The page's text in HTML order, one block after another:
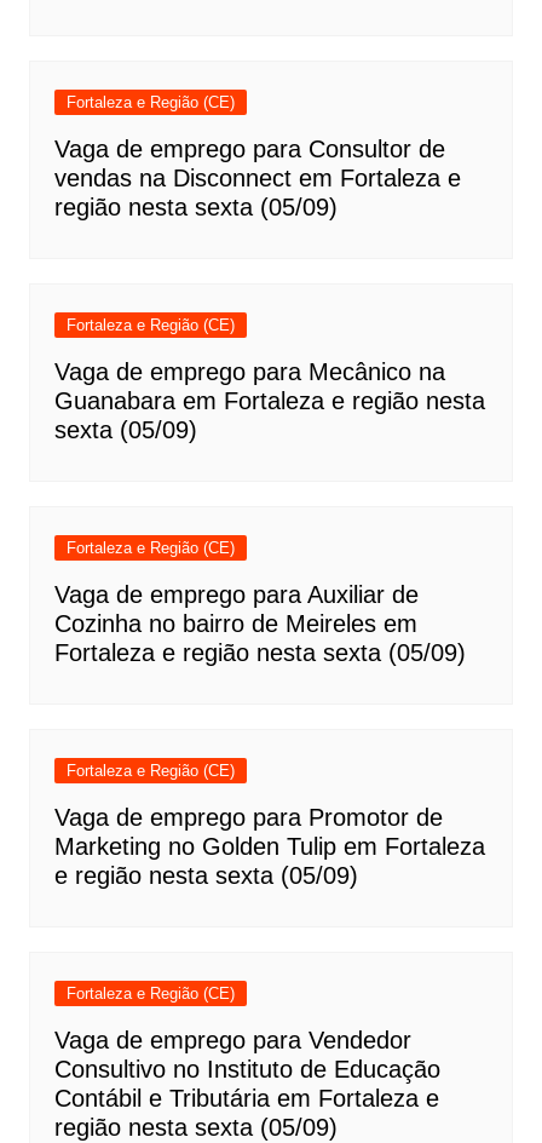
Fortaleza e Região (CE)
Vaga de emprego para Consultor de
vendas na Disconnect em Fortaleza e
região nesta sexta (05/09)
Fortaleza e Região (CE)
Vaga de emprego para Mecânico na
Guanabara em Fortaleza e região nesta
sexta (05/09)
Fortaleza e Região (CE)
Vaga de emprego para Auxiliar de
Cozinha no bairro de Meireles em
Fortaleza e região nesta sexta (05/09)
Fortaleza e Região (CE)
Vaga de emprego para Promotor de
Marketing no Golden Tulip em Fortaleza
e região nesta sexta (05/09)
Fortaleza e Região (CE)
Vaga de emprego para Vendedor
Consultivo no Instituto de Educação
Contábil e Tributária em Fortaleza e
região nesta sexta (05/09)